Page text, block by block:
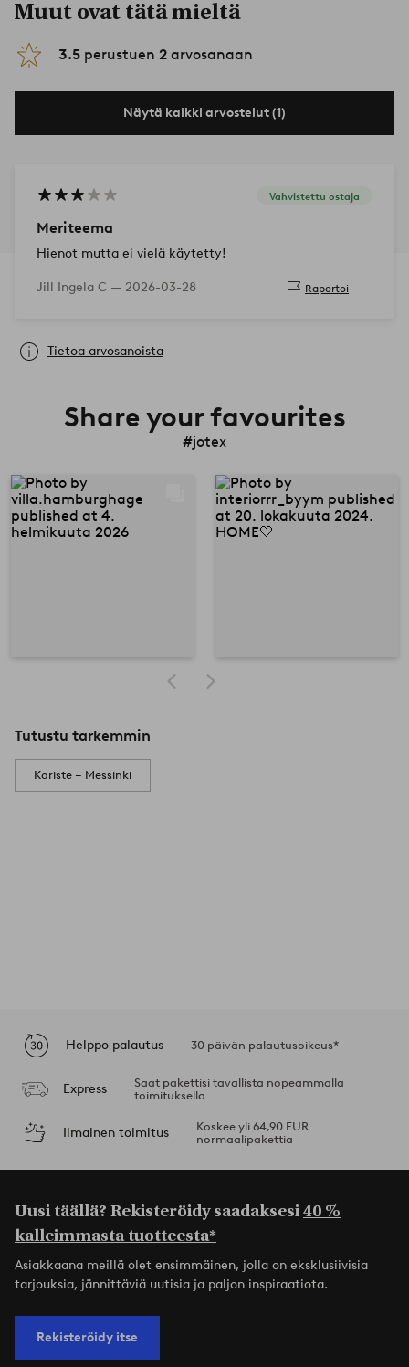
Muut ovat tätä mieltä
3.5 perustuen 2 arvosanaan
Näytä kaikki arvostelut (1)
Vahvistettu ostaja
Meriteema
Hienot mutta ei vielä käytetty!
Jill Ingela C — 2026-03-28 Raportoi
Tietoa arvosanoista
Share your favourites
#jotex
Tutustu tarkemmin
Koriste – Messinki
Helppo palautus 30 päivän palautusoikeus*
Express
Saat pakettisi tavallista nopeammalla
toimituksella
Ilmainen toimitus
Koskee yli 64,90 EUR
normaalipakettia
Uusi täällä? Rekisteröidy saadaksesi40 %
kalleimmasta tuotteesta*
Asiakkaana meillä olet ensimmäinen, jolla on eksklusiivisia
tarjouksia, jännittäviä uutisia ja paljon inspiraatiota.
Rekisteröidy itse